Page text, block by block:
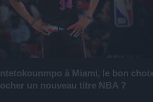
à Miami, le bon choix
un nouveau titre NBA ?